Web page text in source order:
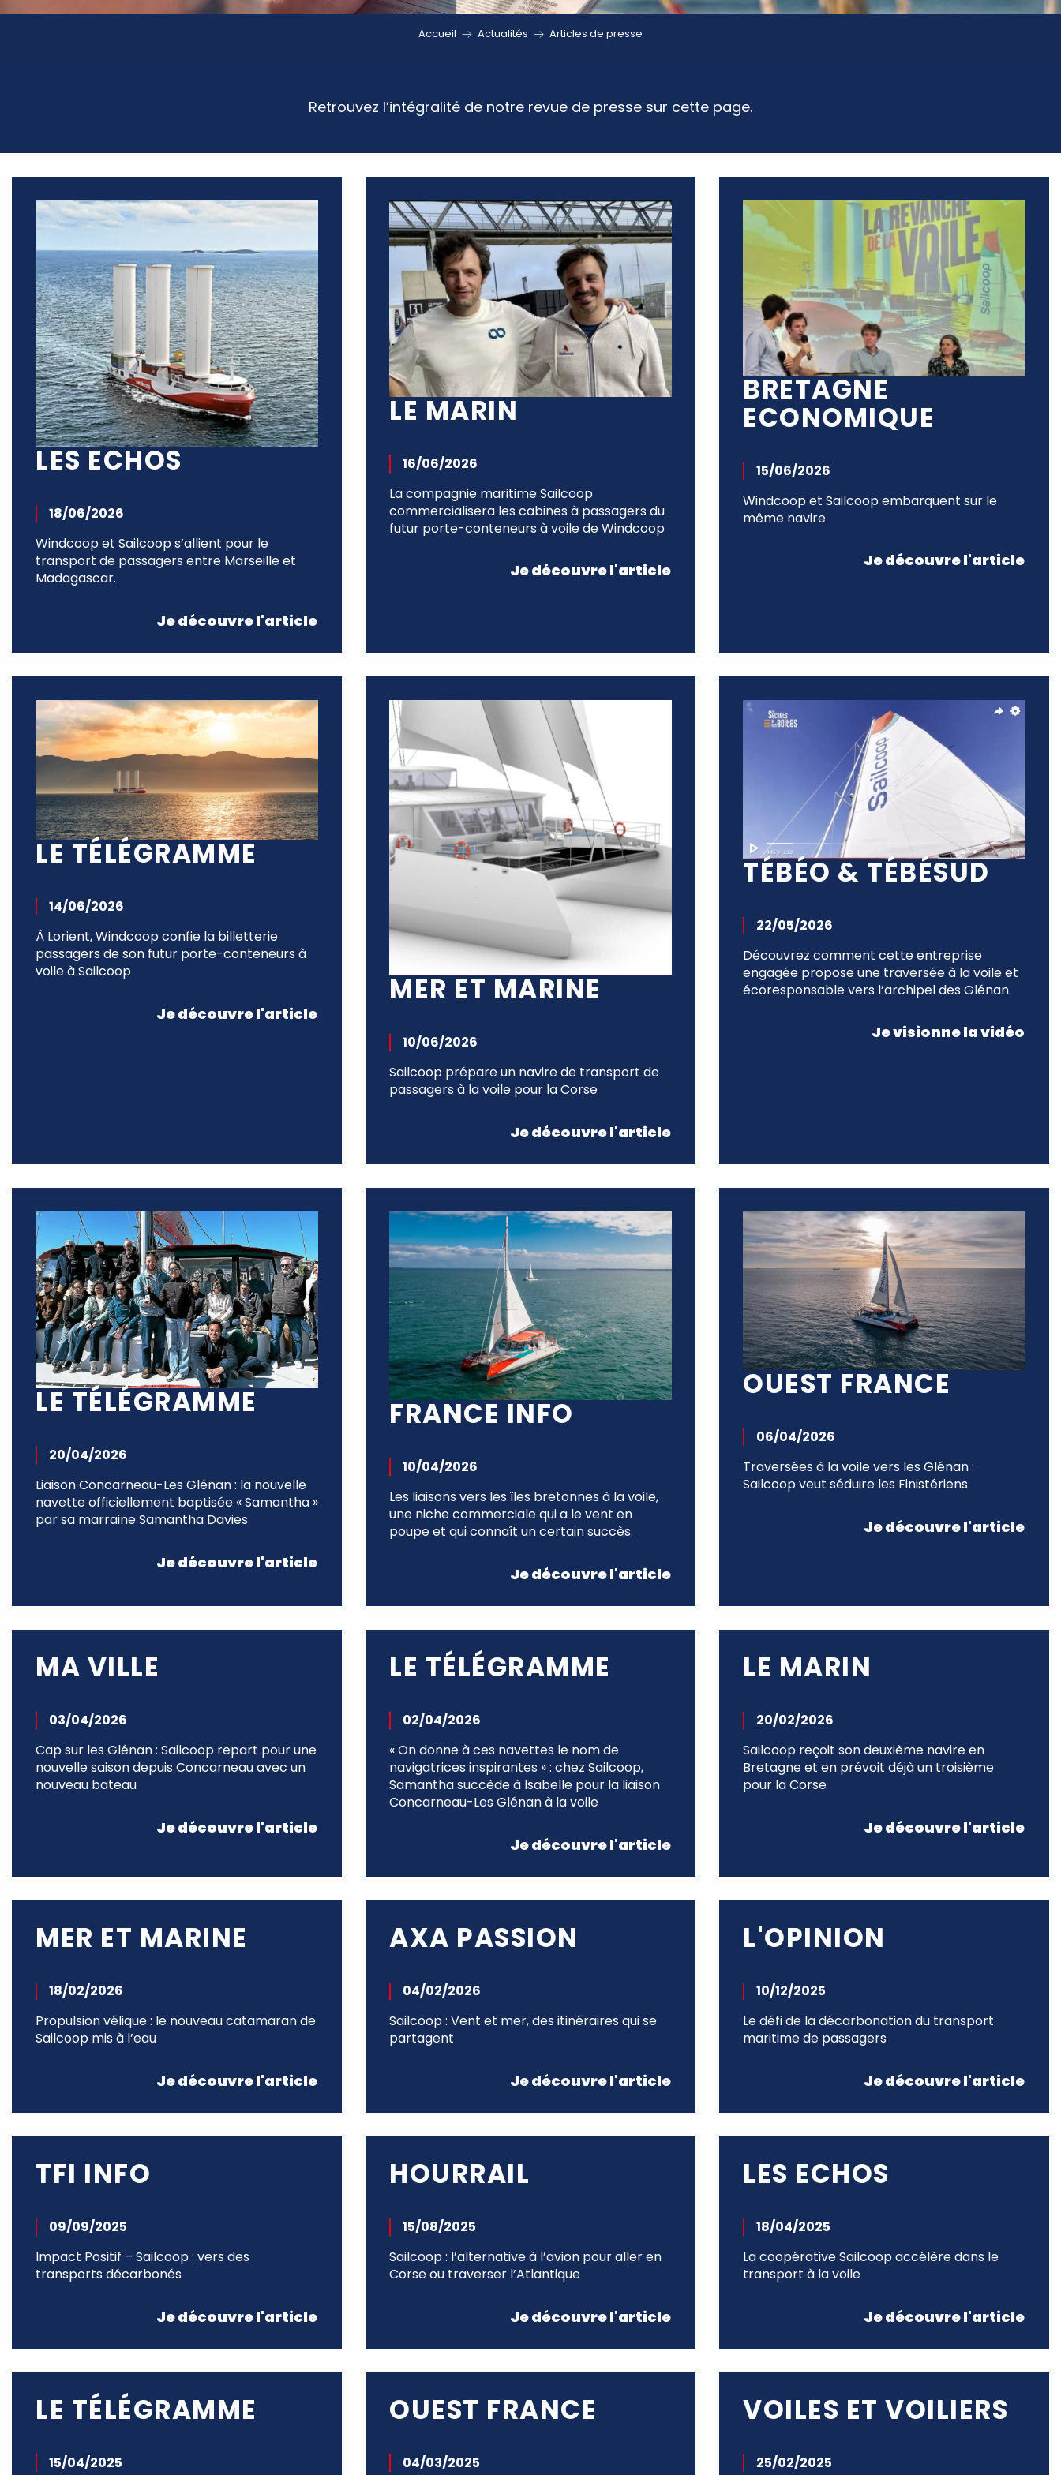
Accueil Actualités Articles de presse
Retrouvez l’intégralité de notre revue de presse sur cette page.
LES ECHOS
18/06/2026
Windcoop et Sailcoop s’allient pour le
transport de passagers entre Marseille et
Madagascar.
Je découvre l'article
LE MARIN
16/06/2026
La compagnie maritime Sailcoop
commercialisera les cabines à passagers du
futur porte-conteneurs à voile de Windcoop
Je découvre l'article
BRETAGNE
ECONOMIQUE
15/06/2026
Windcoop et Sailcoop embarquent sur le
même navire
Je découvre l'article
LE TÉLÉGRAMME
14/06/2026
À Lorient, Windcoop confie la billetterie
passagers de son futur porte-conteneurs à
voile à Sailcoop
Je découvre l'article
MER ET MARINE
10/06/2026
Sailcoop prépare un navire de transport de
passagers à la voile pour la Corse
Je découvre l'article
TÉBÉO & TÉBÉSUD
22/05/2026
Découvrez comment cette entreprise
engagée propose une traversée à la voile et
écoresponsable vers l’archipel des Glénan.
Je visionne la vidéo
LE TÉLÉGRAMME
20/04/2026
Liaison Concarneau-Les Glénan : la nouvelle
navette officiellement baptisée « Samantha »
par sa marraine Samantha Davies
Je découvre l'article
FRANCE INFO
10/04/2026
Les liaisons vers les îles bretonnes à la voile,
une niche commerciale qui a le vent en
poupe et qui connaît un certain succès.
Je découvre l'article
OUEST FRANCE
06/04/2026
Traversées à la voile vers les Glénan :
Sailcoop veut séduire les Finistériens
Je découvre l'article
MA VILLE
03/04/2026
Cap sur les Glénan : Sailcoop repart pour une
nouvelle saison depuis Concarneau avec un
nouveau bateau
Je découvre l'article
LE TÉLÉGRAMME
02/04/2026
« On donne à ces navettes le nom de
navigatrices inspirantes » : chez Sailcoop,
Samantha succède à Isabelle pour la liaison
Concarneau-Les Glénan à la voile
Je découvre l'article
LE MARIN
20/02/2026
Sailcoop reçoit son deuxième navire en
Bretagne et en prévoit déjà un troisième
pour la Corse
Je découvre l'article
MER ET MARINE
18/02/2026
Propulsion vélique : le nouveau catamaran de
Sailcoop mis à l’eau
Je découvre l'article
AXA PASSION
04/02/2026
Sailcoop : Vent et mer, des itinéraires qui se
partagent
Je découvre l'article
L'OPINION
10/12/2025
Le défi de la décarbonation du transport
maritime de passagers
Je découvre l'article
TFI INFO
09/09/2025
Impact Positif – Sailcoop : vers des
transports décarbonés
Je découvre l'article
HOURRAIL
15/08/2025
Sailcoop : l’alternative à l’avion pour aller en
Corse ou traverser l’Atlantique
Je découvre l'article
LES ECHOS
18/04/2025
La coopérative Sailcoop accélère dans le
transport à la voile
Je découvre l'article
LE TÉLÉGRAMME
15/04/2025
OUEST FRANCE
04/03/2025
VOILES ET VOILIERS
25/02/2025